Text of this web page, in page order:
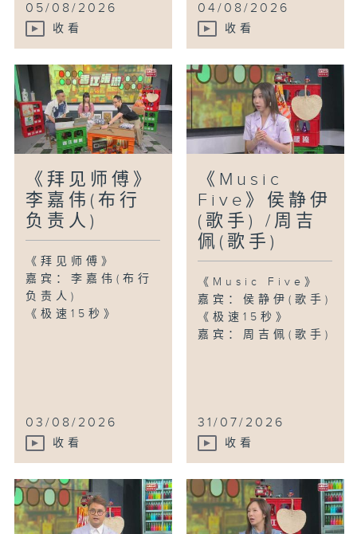
05/08/2026
收看
04/08/2026
收看
《拜见师傅》
李嘉伟(布行
负责人)
《拜见师傅》
嘉宾：李嘉伟(布行
负责人)
《极速15秒》
03/08/2026
收看
《Music
Five》侯静伊
(歌手) /周吉
佩(歌手)
《Music Five》
嘉宾：侯静伊(歌手)
《极速15秒》
嘉宾：周吉佩(歌手)
31/07/2026
收看